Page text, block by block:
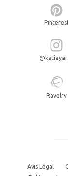
Ravelry
Avis Légal